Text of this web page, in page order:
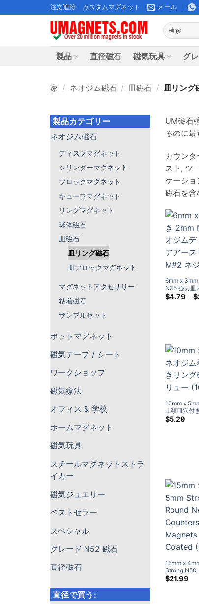
ン
注文追跡 カスタムマグネット メール
検
索
す
る:
製品 直径磁石 磁気玩具 グ
家 / ネオジム磁石 / 皿磁石 / 皿リング
製品カテゴリー
ネオジム磁石
ディスクマグネット
シリンダーマグネット
ブロックマグネット
キューブマグネット
リングマグネット
球体磁石
皿磁石
皿リング磁石
皿ブロックマグネット
マグネットアクセサリー
粘着磁石
サンプルセット
ポットマグネット
磁気テープ / シート
ワークショップ
磁気療法
オフィス & 学校
ホームマグネット
磁気玩具
スチールマグネットストラ
イカー
磁気ジュエリー
ベストセラー
スペシャル
グレード N52 磁石
直径磁石
直径で買う:
UM磁石
るのに
カウン
スト, ツ
ケーショ
磁石を含
6mm x
N35 強力皿
磁石 レアア
$4.79 – $
10mm x
土類皿穴付
スクリュー
$5.29
15mm x
Strong N50
Neodymium
$21.99